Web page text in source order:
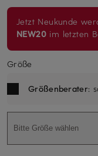
Jetzt Neukunde
NEW20 im letzten
Größe
Größenberater:
Bitte Größe wählen